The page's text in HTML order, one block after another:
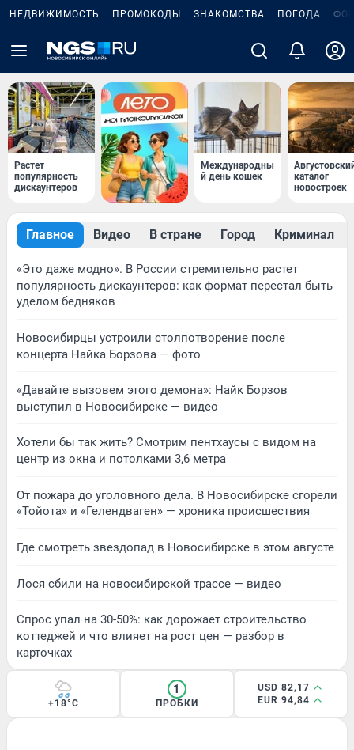
НЕДВИЖИМОСТЬ ПРОМОКОДЫ ЗНАКОМСТВА ПОГОДА
Растет
популярность
дискаунтеров
Международны
й день кошек
каталог
новостроек
Главное Видео В стране Город Криминал
«Это даже модно». В России стремительно растет
популярность дискаунтеров: как формат перестал быть
уделом бедняков
Новосибирцы устроили столпотворение после
концерта Найка Борзова — фото
«Давайте вызовем этого демона»: Найк Борзов
выступил в Новосибирске — видео
Хотели бы так жить? Смотрим пентхаусы с видом на
центр из окна и потолками 3,6 метра
От пожара до уголовного дела. В Новосибирске сгорели
«Тойота» и «Гелендваген» — хроника происшествия
Где смотреть звездопад в Новосибирске в этом августе
Лося сбили на новосибирской трассе — видео
Спрос упал на 30-50%: как дорожает строительство
коттеджей и что влияет на рост цен — разбор в
карточках
+18°C
1
ПРОБКИ
USD 82,17
EUR 94,84